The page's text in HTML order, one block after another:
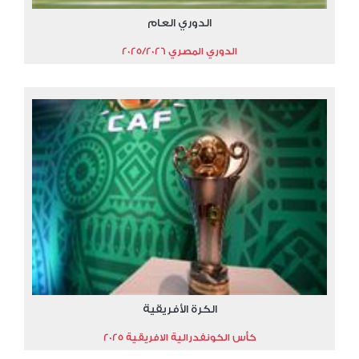
الدوري العام
الدوري المصري 2025/2026
الكرة الأفريقية
كأس الكونفدرالية الافريقية 2025